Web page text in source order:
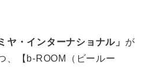
ヤ・インターナショナル」 が
、【b-ROOM（ビールー